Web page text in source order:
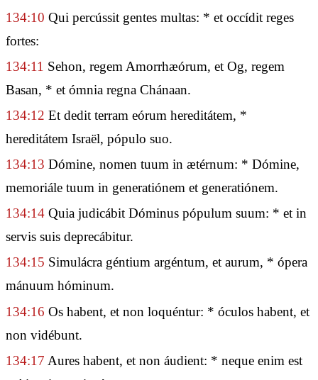
134:10 Qui percússit gentes multas: * et occídit reges
fortes:
134:11 Sehon, regem Amorrhæórum, et Og, regem
Basan, * et ómnia regna Chánaan.
134:12 Et dedit terram eórum hereditátem, *
hereditátem Israël, pópulo suo.
134:13 Dómine, nomen tuum in ætérnum: * Dómine,
memoriále tuum in generatiónem et generatiónem.
134:14 Quia judicábit Dóminus pópulum suum: * et in
servis suis deprecábitur.
134:15 Simulácra géntium argéntum, et aurum, * ópera
mánuum hóminum.
134:16 Os habent, et non loquéntur: * óculos habent, et
non vidébunt.
134:17 Aures habent, et non áudient: * neque enim est